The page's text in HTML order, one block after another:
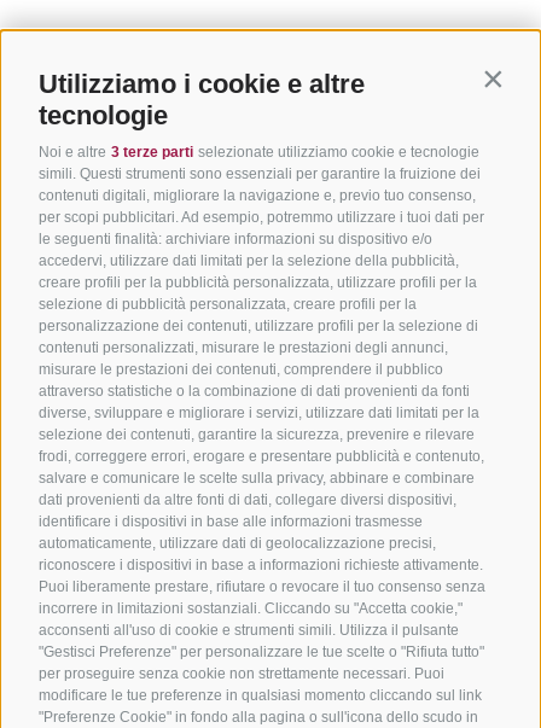
Utilizziamo i cookie e altre
tecnologie
Noi e altre 3 terze parti selezionate utilizziamo cookie e tecnologie
simili. Questi strumenti sono essenziali per garantire la fruizione dei
contenuti digitali, migliorare la navigazione e, previo tuo consenso,
per scopi pubblicitari. Ad esempio, potremmo utilizzare i tuoi dati per
le seguenti finalità: archiviare informazioni su dispositivo e/o
accedervi, utilizzare dati limitati per la selezione della pubblicità,
creare profili per la pubblicità personalizzata, utilizzare profili per la
selezione di pubblicità personalizzata, creare profili per la
personalizzazione dei contenuti, utilizzare profili per la selezione di
contenuti personalizzati, misurare le prestazioni degli annunci,
misurare le prestazioni dei contenuti, comprendere il pubblico
attraverso statistiche o la combinazione di dati provenienti da fonti
diverse, sviluppare e migliorare i servizi, utilizzare dati limitati per la
selezione dei contenuti, garantire la sicurezza, prevenire e rilevare
frodi, correggere errori, erogare e presentare pubblicità e contenuto,
salvare e comunicare le scelte sulla privacy, abbinare e combinare
dati provenienti da altre fonti di dati, collegare diversi dispositivi,
identificare i dispositivi in base alle informazioni trasmesse
automaticamente, utilizzare dati di geolocalizzazione precisi,
riconoscere i dispositivi in base a informazioni richieste attivamente.
Puoi liberamente prestare, rifiutare o revocare il tuo consenso senza
incorrere in limitazioni sostanziali. Cliccando su "Accetta cookie,"
acconsenti all'uso di cookie e strumenti simili. Utilizza il pulsante
"Gestisci Preferenze" per personalizzare le tue scelte o "Rifiuta tutto"
per proseguire senza cookie non strettamente necessari. Puoi
modificare le tue preferenze in qualsiasi momento cliccando sul link
"Preferenze Cookie" in fondo alla pagina o sull'icona dello scudo in